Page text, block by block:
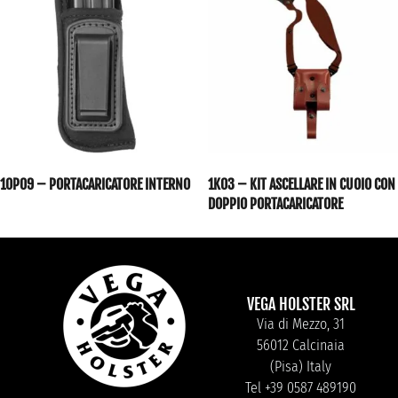
10P09 – PORTACARICATORE INTERNO
1K03 – KIT ASCELLARE IN CUOIO CON
DOPPIO PORTACARICATORE
VEGA HOLSTER SRL
Via di Mezzo, 31
56012 Calcinaia
(Pisa) Italy
Tel +39 0587 489190